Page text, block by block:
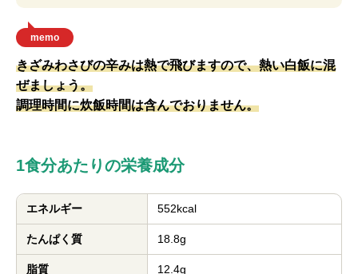
memo
きざみわさびの辛みは熱で飛びますので、熱い白飯に混
ぜましょう。
調理時間に炊飯時間は含んでおりません。
1食分あたりの栄養成分
エネルギー 552kcal
たんぱく質 18.8g
脂質 12.4g